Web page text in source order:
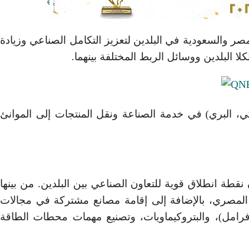
في البلدين لتعزيز التكامل الصناعي وزيادة
البلدين ووسائل الربط المختلفة بينهما.
البري) في خدمة الصناعة ونقل المنتجات إلى الموانئ
انطلاق قوية للتعاون الصناعي بين البلدين. من بينها
المصري، بالإضافة إلى إقامة مصانع مشتركة في مجالات
والبتروكيماويات، وتصنيع مهمات محطات الطاقة